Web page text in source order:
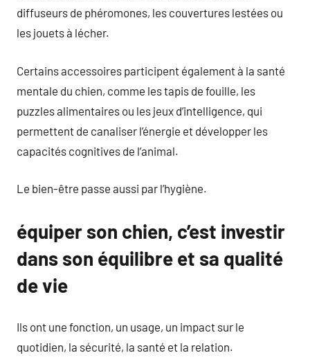
diffuseurs de phéromones, les couvertures lestées ou
les jouets à lécher.
Certains accessoires participent également à la santé
mentale du chien, comme les tapis de fouille, les
puzzles alimentaires ou les jeux d’intelligence, qui
permettent de canaliser l’énergie et développer les
capacités cognitives de l’animal.
Le bien-être passe aussi par l’hygiène.
équiper son chien, c’est investir
dans son équilibre et sa qualité
de vie
Ils ont une fonction, un usage, un impact sur le
quotidien, la sécurité, la santé et la relation.